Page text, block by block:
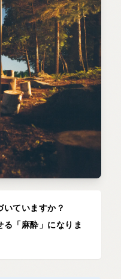
いていますか？
「麻酔」になりま